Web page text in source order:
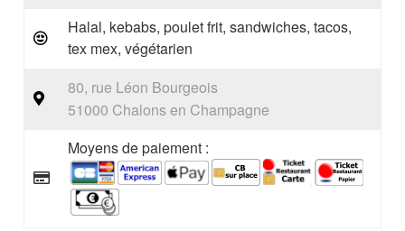
Halal, kebabs, poulet frit, sandwiches, tacos,
tex mex, végétarien
80, rue Léon Bourgeois
51000 Chalons en Champagne
Moyens de paiement :